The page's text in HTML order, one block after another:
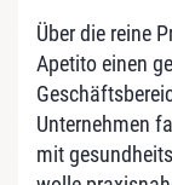
Über die reine
Apetito einen
Unternehmen
mit